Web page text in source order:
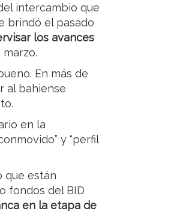
intercambio que
brindó el pasado
los avances
En más de
al bahiense
en la
y “perfil
que están
fondos del BID
en la etapa de